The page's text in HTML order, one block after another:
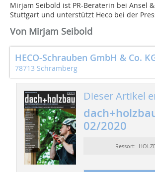
Mirjam Seibold ist PR-Beraterin bei Ansel
Stuttgart und unterstützt Heco bei der
Von Mirjam Seibold
HECO-Schrauben GmbH & Co.
78713 Schramberg
Dieser Artikel
02/2020
Ressort: